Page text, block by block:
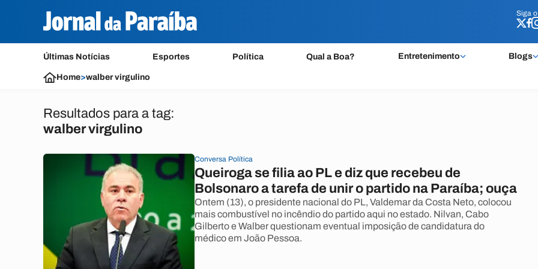
Siga o
Últimas Notícias Esportes Política Qual a Boa? Entretenimento Blogs
Siga o
Home>walber virgulino
Resultados para a tag:
walber virgulino
Conversa Política
Queiroga se filia ao PL e diz que recebeu de
Bolsonaro a tarefa de unir o partido na Paraíba; ouça
Ontem (13), o presidente nacional do PL, Valdemar da Costa Neto, colocou
mais combustível no incêndio do partido aqui no estado. Nilvan, Cabo
Gilberto e Walber questionam eventual imposição de candidatura do
médico em João Pessoa.